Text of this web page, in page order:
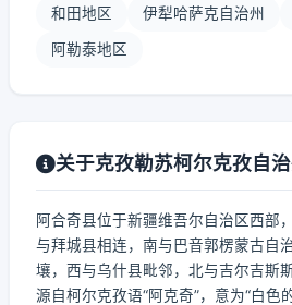
和田地区 伊犁哈萨克自治州
阿勒泰地区
关于克孜勒苏柯尔克孜自治
阿合奇县位于新疆维吾尔自治区西部
与拜城县相连，南与巴音郭楞蒙古自
壤，西与乌什县毗邻，北与吉尔吉斯
源自柯尔克孜语“阿克奇”，意为“白色的